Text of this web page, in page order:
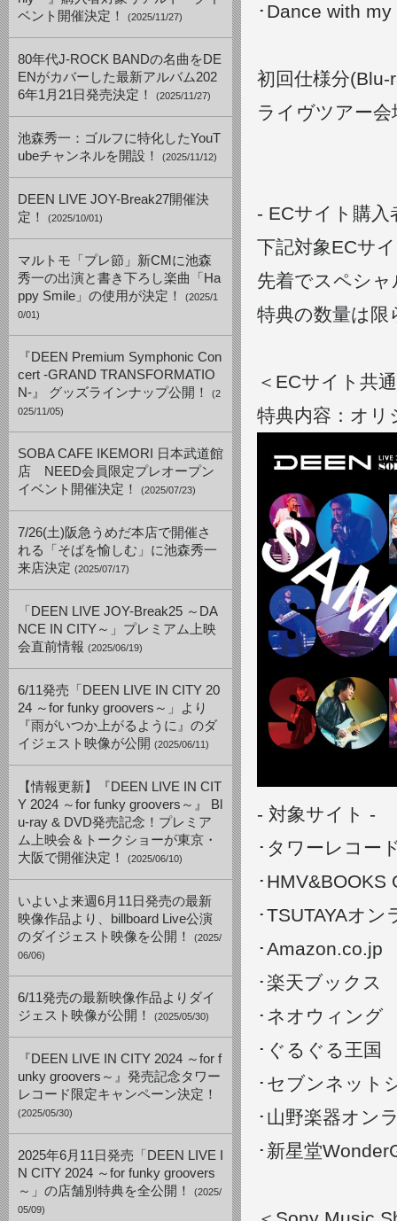
ベント開催決定！
(2025/11/27)
80年代J-ROCK BANDの名曲をDE
ENがカバーした最新アルバム202
6年1月21日発売決定！
(2025/11/27)
池森秀一：ゴルフに特化したYouT
ubeチャンネルを開設！
(2025/11/12)
DEEN LIVE JOY-Break27開催決
定！
(2025/10/01)
マルトモ「プレ節」新CMに池森
秀一の出演と書き下ろし楽曲「Ha
ppy Smile」の使用が決定！
(2025/1
0/01)
『DEEN Premium Symphonic Con
cert -GRAND TRANSFORMATIO
N-』 グッズラインナップ公開！
(2
025/11/05)
SOBA CAFE IKEMORI 日本武道館
店 NEED会員限定プレオープン
イベント開催決定！
(2025/07/23)
7/26(土)阪急うめだ本店で開催さ
れる「そばを愉しむ」に池森秀一
来店決定 (2025/07/17)
「DEEN LIVE JOY-Break25 ～DA
NCE IN CITY～」プレミアム上映
会直前情報 (2025/06/19)
6/11発売「DEEN LIVE IN CITY 20
24 ～for funky groovers～」より
『雨がいつか上がるように』のダ
イジェスト映像が公開 (2025/06/11)
【情報更新】『DEEN LIVE IN CIT
Y 2024 ～for funky groovers～』 Bl
u-ray & DVD発売記念！プレミア
ム上映会＆トークショーが東京・
大阪で開催決定！
(2025/06/10)
いよいよ来週6月11日発売の最新
映像作品より、billboard Live公演
のダイジェスト映像を公開！
(2025/
06/06)
6/11発売の最新映像作品よりダイ
ジェスト映像が公開！
(2025/05/30)
『DEEN LIVE IN CITY 2024 ～for f
unky groovers～』発売記念タワー
レコード限定キャンペーン決定！
(2025/05/30)
2025年6月11日発売「DEEN LIVE I
N CITY 2024 ～for funky groovers
～」の店舗別特典を全公開！
(2025/
05/09)
･Dance with
初回仕様分
ライヴツアー
- ECサイト購入
下記対象ECサ
先着でスペシ
特典の数量は
＜ECサイト共
特典内容：オ
- 対象サイト -
･タワーレコー
･HMV&BOOKS
･TSUTAYAオ
​･Amazon.co.jp
​･楽天ブックス
​･ネオウィング
​･ぐるぐる王国
･セブンネット
･山野楽器オン
･新星堂